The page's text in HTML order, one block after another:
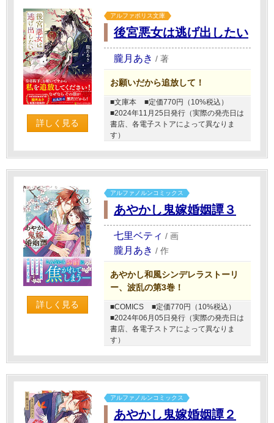
詳しく見る
アルファポリス文庫
後宮悪女は逃げ出したい
朧月あき / 著
お願いだから追放して！
■文庫本
■定価770円（10%税込）
■2024年11月25日発行（実際の発売日は
書店、各電子ストアによって異なりま
す）
詳しく見る
アルファノルンコミックス
あやかし鬼嫁婚姻譚３
七里ベティ / 画
朧月あき / 作
あやかし和風シンデレラストーリ
ー、波乱の第3巻！
■COMICS
■定価770円（10%税込）
■2024年06月05日発行（実際の発売日は
書店、各電子ストアによって異なりま
す）
アルファノルンコミックス
あやかし鬼嫁婚姻譚２